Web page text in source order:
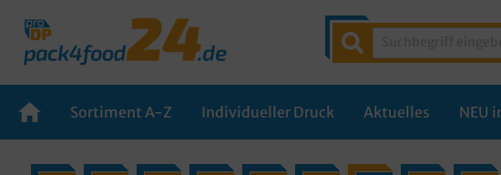
Sortiment A-Z Individueller Druck Aktuelles NEU